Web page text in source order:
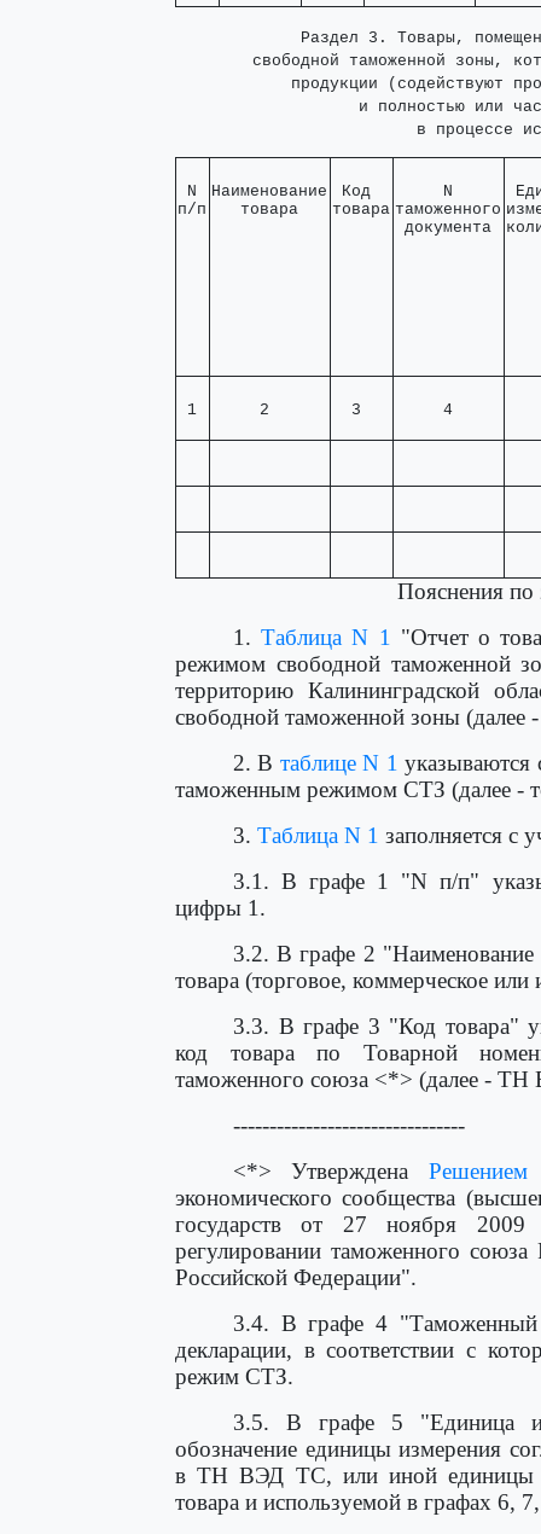
Раздел 3. Товары,
свободной таможенной зоны,
продукции (содействуют
и полностью или
в процессе
N
п/п
Наименование
   товара
Код
товара
     N
таможенного
документа
1
     2
  3
     4
Пояснения по
1.Таблица N 1
"Отчет о
режимом свободной таможенной
территорию Калининградской
свободной таможенной зоны (далее
2. В таблице N 1 указываются
таможенным режимом СТЗ (далее -
3. Таблица N 1 заполняется с
3.1. В графе 1 "N п/п"
цифры 1.
3.2. В графе 2 "Наименование
товара (торговое, коммерческое
3.3. В графе 3 "Код товара"
код товара по Товарной
таможенного союза <*> (далее -
--------------------------------
<*> Утверждена Решением
экономического сообщества
государств от 27 ноября
регулировании таможенного союза
Российской Федерации".
3.4. В графе 4 "Таможенный
декларации, в соответствии с
режим СТЗ.
3.5. В графе 5 "Единица
обозначение единицы измерения
в ТН ВЭД ТС, или иной единицы
товара и используемой в графах 6,